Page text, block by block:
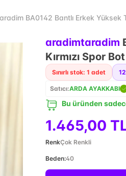
BA0142 Bantlı Erkek Yüksek
aradimtaradim
Kırmızı Spor Bot
Sınırlı stok: 1 adet 12
Satıcı:ARDA AYAKKABI
Bu üründen
1.465,00
RenkÇok Renkli
Beden:40